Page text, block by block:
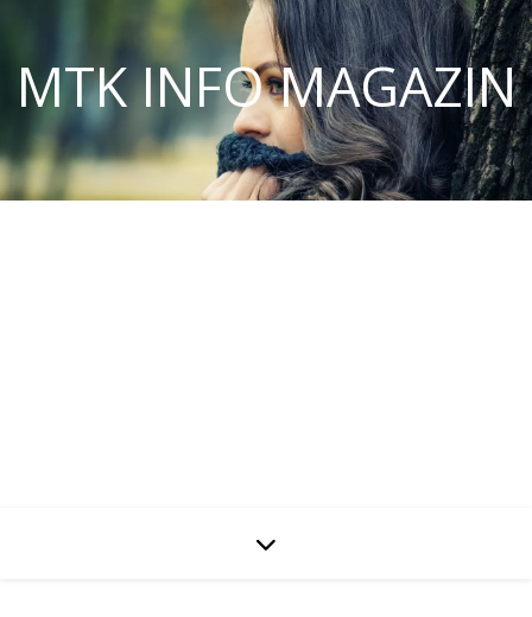
MTK INFO MAGAZIN